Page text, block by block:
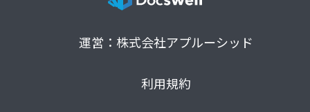
運営：株式会社アプルーシッド
利用規約